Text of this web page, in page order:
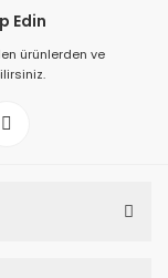
Edin
ürünlerden ve